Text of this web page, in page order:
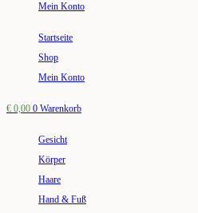
Mein Konto
Startseite
Shop
Mein Konto
€ 0,00 0 Warenkorb
Gesicht
Körper
Haare
Hand & Fuß